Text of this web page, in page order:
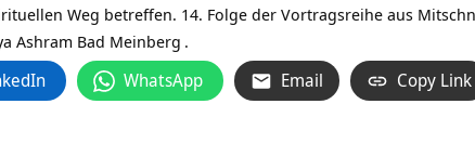
Weg betreffen. 14. Folge der Vortragsreihe aus
Ashram Bad Meinberg .
WhatsApp Email Copy Link